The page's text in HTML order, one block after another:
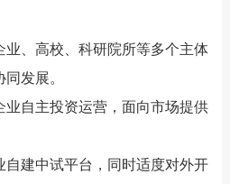
业、高校、科研院所等多个主体
发展。
业自主投资运营，面向市场提供
自建中试平台，同时适度对外开